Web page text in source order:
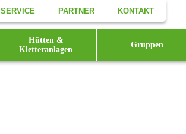
SERVICE PARTNER KONTAKT
Hütten &
Kletteranlagen
Gruppen